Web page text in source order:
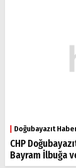
Doğubayazıt
CHP
Bayram İlbuğa